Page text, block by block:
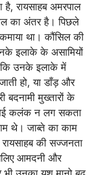
है, रायसाहब अमरपाल
का अंतर है। पिछले
था। कौंसिल की
इलाके के असामियों
कि उनके इलाके में
हो, या डाँड़ और
बदनामी मुख्तारों के
कोई कलंक न लग सकता
थे। जाब्ते का काम
की सज्जनता
आमदनी और